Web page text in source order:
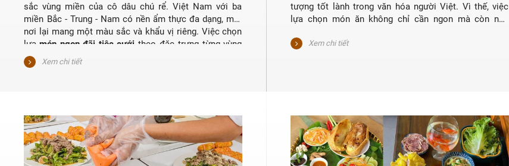
sắc vùng miền của cô dâu chú rể. Việt Nam với ba
miền Bắc - Trung - Nam có nền ẩm thực đa dạng, mỗi
nơi lại mang một màu sắc và khẩu vị riêng. Việc chọn
lựamón ngon đãi tiệc cưới theo đặc trưng từng vùng
không chỉ tạo cảm giác thân thuộc mà còn khiến thực
đơn trở nên độc đáo và đáng nhớ hơn.
Xem chi tiết
tượng tốt lành trong văn hóa người Việt. Vì thế, việc
lựa chọn món ăn không chỉ cần ngon mà còn nên
của gia chủ đến bé và khách mời. Từ món gà luộc vàng
Xem chi tiết